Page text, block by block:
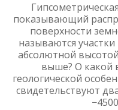
показывающий
поверхности
называются
абсолютной
выше? О какой
геологической
свидетельствуют